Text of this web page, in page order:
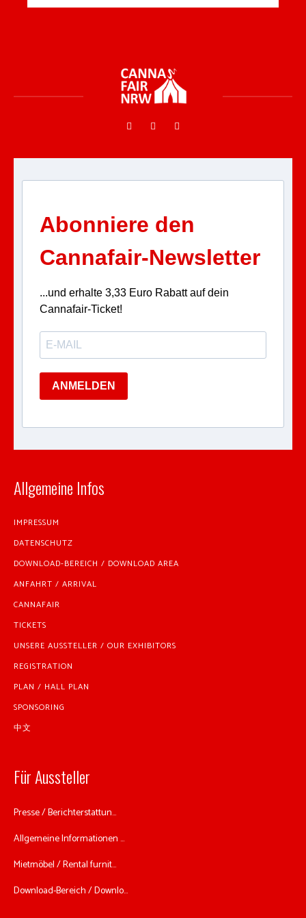
Abonniere den
Cannafair-Newsletter
...und erhalte 3,33 Euro Rabatt auf dein
Cannafair-Ticket!
ANMELDEN
Allgemeine Infos
IMPRESSUM
DATENSCHUTZ
DOWNLOAD-BEREICH / DOWNLOAD AREA
ANFAHRT / ARRIVAL
CANNAFAIR
TICKETS
UNSERE AUSSTELLER / OUR EXHIBITORS
REGISTRATION
PLAN / HALL PLAN
SPONSORING
中文
Für Aussteller
Presse / Berichterstattun...
Allgemeine Informationen ...
Mietmöbel / Rental furnit...
Download-Bereich / Downlo...